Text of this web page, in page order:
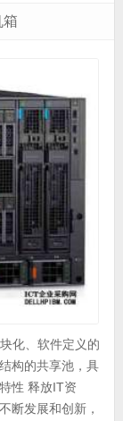
箱
化、软件定义的
构的共享池，具
性 释放IT资
断发展和创新，